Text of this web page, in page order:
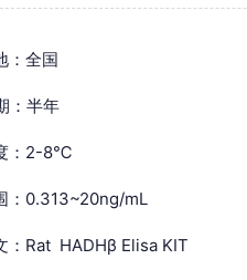
：全国
：半年
：2-8℃
：0.313~20ng/mL
：Rat HADHβ Elisa KIT